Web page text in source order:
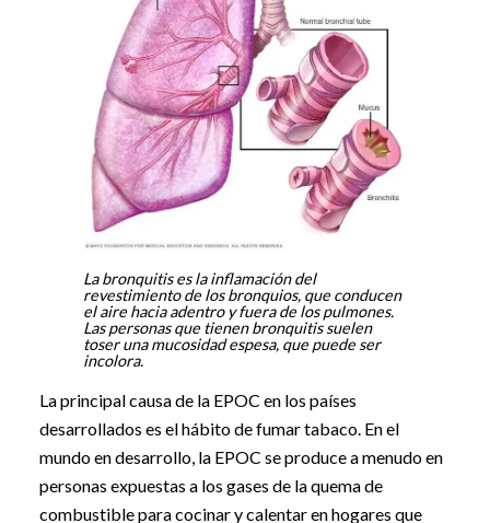
La bronquitis es la inflamación del
revestimiento de los bronquios, que conducen
el aire hacia adentro y fuera de los pulmones.
Las personas que tienen bronquitis suelen
toser una mucosidad espesa, que puede ser
incolora.
La principal causa de la EPOC en los países
desarrollados es el hábito de fumar tabaco. En el
mundo en desarrollo, la EPOC se produce a menudo en
personas expuestas a los gases de la quema de
combustible para cocinar y calentar en hogares que